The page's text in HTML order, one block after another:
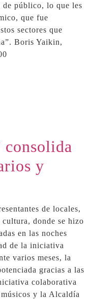
de público, lo que les
que fue
sectores que
Boris Yaikin,
consolida
y
de locales,
donde se hizo
en las noches
de la iniciativa
varios meses, la
gracias a las
colaborativa
y la Alcaldía